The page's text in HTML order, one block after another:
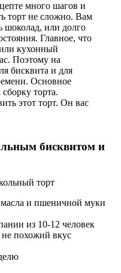
много шагов и
торт не сложно. Вам
шоколад, или долго
Главное, что
кухонный
Поэтому на
бисквита и для
Основное
торта.
этот торт. Он вас
бисквитом и
масла и пшеничной муки
из 10-12 человек
похожий вкус